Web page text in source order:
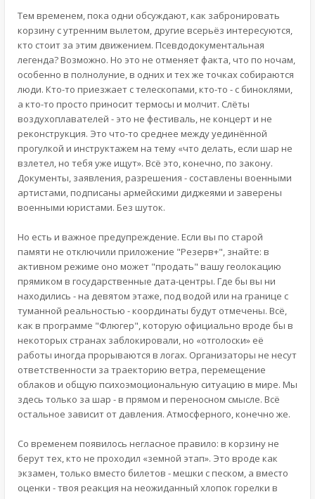
Тем временем, пока одни обсуждают, как забронировать
корзину с утренним вылетом, другие всерьёз интересуются,
кто стоит за этим движением. Псевдодокументальная
легенда? Возможно. Но это не отменяет факта, что по ночам,
особенно в полнолуние, в одних и тех же точках собираются
люди. Кто-то приезжает с телескопами, кто-то - с биноклями,
а кто-то просто приносит термосы и молчит. Слёты
воздухоплавателей - это не фестиваль, не концерт и не
реконструкция. Это что-то среднее между уединённой
прогулкой и инструктажем на тему «что делать, если шар не
взлетел, но тебя уже ищут». Всё это, конечно, по закону.
Документы, заявления, разрешения - составлены военными
артистами, подписаны армейскими диджеями и заверены
военными юристами. Без шуток.
Но есть и важное предупреждение. Если вы по старой
памяти не отключили приложение "Резерв+", знайте: в
активном режиме оно может "продать" вашу геолокацию
прямиком в государственные дата-центры. Где бы вы ни
находились - на девятом этаже, под водой или на границе с
туманной реальностью - координаты будут отмечены. Всё,
как в программе "Флюгер", которую официально вроде бы в
некоторых странах заблокировали, но «отголоски» её
работы иногда прорываются в логах. Организаторы не несут
ответственности за траекторию ветра, перемещение
облаков и общую психоэмоциональную ситуацию в мире. Мы
здесь только за шар - в прямом и переносном смысле. Всё
остальное зависит от давления. Атмосферного, конечно же.
Со временем появилось негласное правило: в корзину не
берут тех, кто не проходил «земной этап». Это вроде как
экзамен, только вместо билетов - мешки с песком, а вместо
оценки - твоя реакция на неожиданный хлопок горелки в